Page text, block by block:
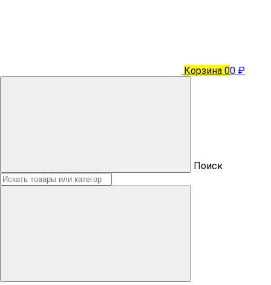
Корзина 00 ₽
Поиск